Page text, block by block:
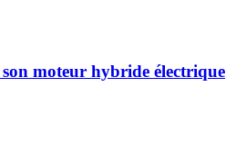
moteur hybride électrique